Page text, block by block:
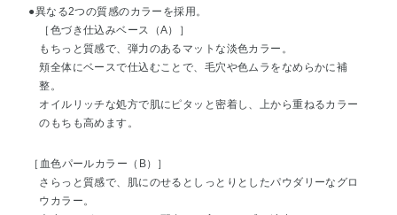
●異なる2つの質感のカラーを採用。
［色づき仕込みベース（A）］
もちっと質感で、弾力のあるマットな淡色カラー。
頬全体にベースで仕込むことで、毛穴や色ムラをなめらかに補
整。
オイルリッチな処方で肌にピタッと密着し、上から重ねるカラー
のもちも高めます。
［血色パールカラー（B）］
さらっと質感で、肌にのせるとしっとりとしたパウダリーなグロ
ウカラー。